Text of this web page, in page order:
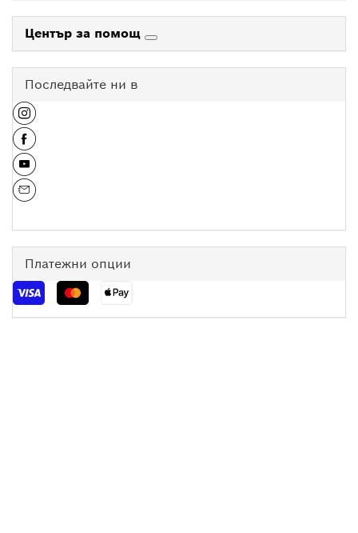
Център за помощ
Последвайте ни в
Платежни опции